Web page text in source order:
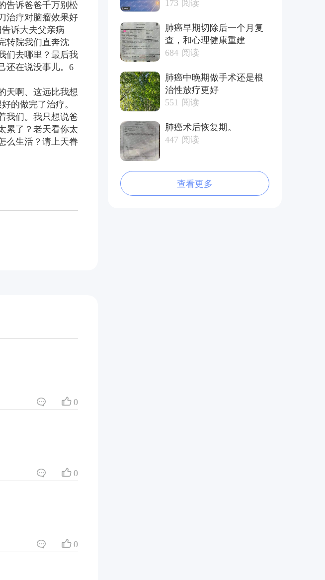
告诉爸爸千万别松
治疗对脑瘤效果好
诉大夫父亲病
转院我们直奔沈
们去哪里？最后我
还在说没事儿。6
天啊、这远比我想
的做完了治疗。
我们。我只想说爸
累了？老天看你太
么生活？请上天眷
0
0
0
173 阅读
肺癌早期切除后一个月复
查，和心理健康重建
684 阅读
肺癌中晚期做手术还是根
治性放疗更好
551 阅读
肺癌术后恢复期。
447 阅读
查看更多